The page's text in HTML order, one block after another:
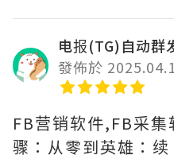
电报(TG)自动群
發佈於
FB营销软件,FB采
骤：从零到英雄：续